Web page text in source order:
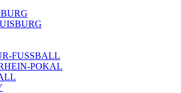
FUSSBALL
POKAL